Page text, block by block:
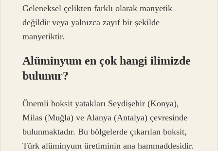
Geleneksel çelikten farklı olarak manyetik
değildir veya yalnızca zayıf bir şekilde
manyetiktir.
Alüminyum en çok hangi ilimizde
bulunur?
Önemli boksit yatakları Seydişehir (Konya),
Milas (Muğla) ve Alanya (Antalya) çevresinde
bulunmaktadır. Bu bölgelerde çıkarılan boksit,
Türk alüminyum üretiminin ana hammaddesidir.